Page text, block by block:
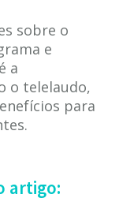
sobre o
e
a
o telelaudo,
para
artigo: